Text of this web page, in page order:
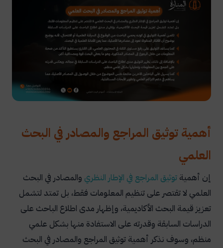
أهمية توثيق المراجع والمصادر في البحث
العلمي
إن أهمية توثيق المراجع في الإطار النظري والمصادر في البحث
العلمي لا تقتصر على تنظيم المعلومات فقط، بل تمتد لتشمل
تعزيز قيمة البحث الأكاديمية، وإظهار مدى اطلاع الباحث على
الدراسات السابقة وقدرته على الاستفادة منها بشكل علمي
منظم، وسوف نذكر أهمية توثيق المراجع والمصادر في البحث